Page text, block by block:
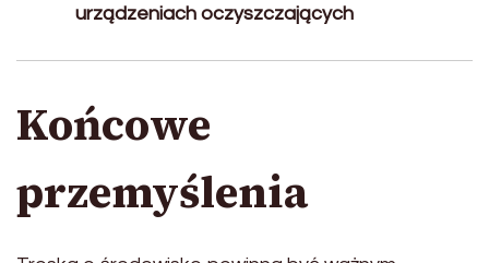
urządzeniach oczyszczających
Końcowe
przemyślenia